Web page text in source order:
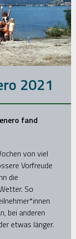
2021
fand
von viel
Vorfreude
die
So
bei anderen
etwas länger.